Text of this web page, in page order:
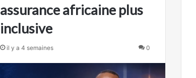
assurance africaine plus
inclusive
il y a 4 semaines 0